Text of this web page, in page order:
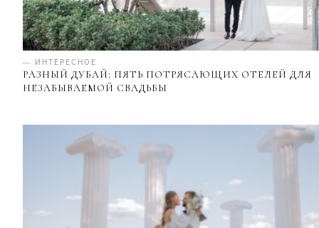
— ИНТЕРЕСНОЕ
РАЗНЫЙ ДУБАЙ: ПЯТЬ ПОТРЯСАЮЩИХ ОТЕЛЕЙ ДЛЯ
НЕЗАБЫВАЕМОЙ СВАДЬБЫ